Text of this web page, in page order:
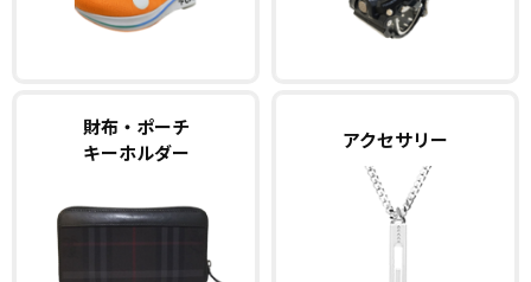
財布・ポーチ
キーホルダー
アクセサリー